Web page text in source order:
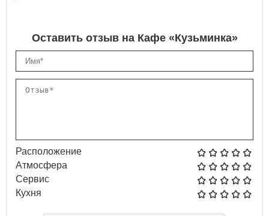
Оставить отзыв на Кафе «Кузьминка»
Расположение
Атмосфера
Сервис
Кухня